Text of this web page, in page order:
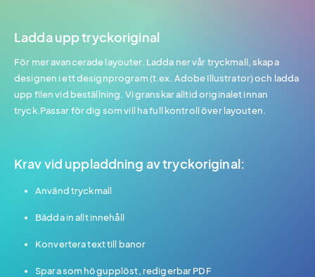
Ladda upp tryckoriginal
För mer avancerade layouter. Ladda ner vår tryckmall, skapa
designen i ett designprogram (t.ex. Adobe Illustrator) och ladda
upp filen vid beställning. Vi granskar alltid originalet innan
tryck.Passar för dig som vill ha full kontroll över layouten.
Krav vid uppladdning av tryckoriginal:
Använd tryckmall
Bädda in allt innehåll
Konvertera text till banor
Spara som högupplöst, redigerbar PDF